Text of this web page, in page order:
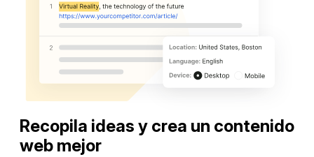
Recopila ideas y crea un contenido
web mejor